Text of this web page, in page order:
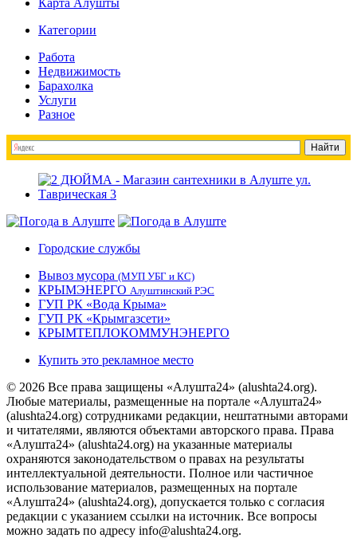
Категории
Работа
Недвижимость
Барахолка
Услуги
Разное
Городские службы
Вывоз мусора (МУП УБГ и КС)
КРЫМЭНЕРГО Алуштинский РЭС
ГУП РК «Вода Крыма»
ГУП РК «Крымгазсети»
КРЫМТЕПЛОКОММУНЭНЕРГО
Купить это рекламное место
© 2026 Все права защищены «Алушта24» (alushta24.org).
Любые материалы, размещенные на портале «Алушта24»
(alushta24.org) сотрудниками редакции, нештатными авторами
и читателями, являются объектами авторского права. Права
«Алушта24» (alushta24.org) на указанные материалы
охраняются законодательством о правах на результаты
интеллектуальной деятельности. Полное или частичное
использование материалов, размещенных на портале
«Алушта24» (alushta24.org), допускается только с согласия
редакции с указанием ссылки на источник. Все вопросы
можно задать по адресу info@alushta24.org.